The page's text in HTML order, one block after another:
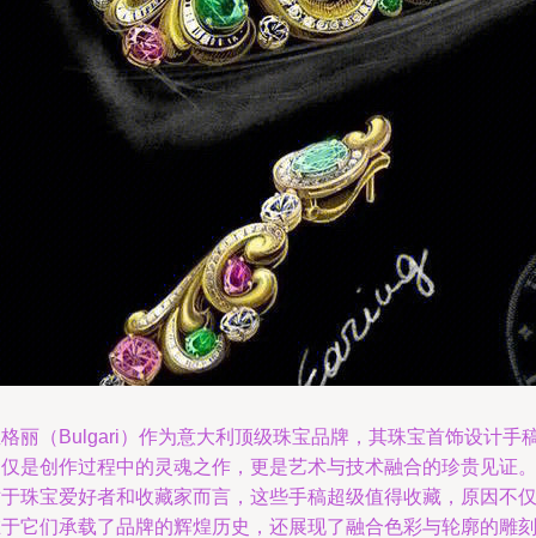
丽（Bulgari）作为意大利顶级珠宝品牌，其珠宝首饰设计手
是创作过程中的灵魂之作，更是艺术与技术融合的珍贵见证。
珠宝爱好者和收藏家而言，这些手稿超级值得收藏，原因不仅
它们承载了品牌的辉煌历史，还展现了融合色彩与轮廓的雕刻